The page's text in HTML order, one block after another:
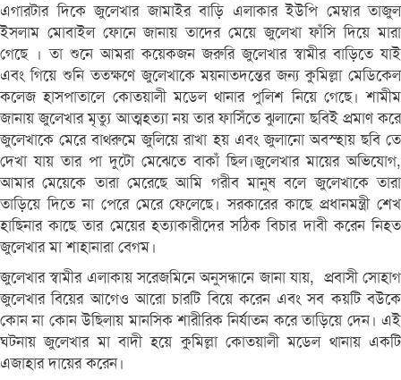
এগারটার দিকে জুলেখার জামাইর বাড়ি এলাকার ইউপি মেম্বার তাজুল
ইসলাম মোবাইল ফোনে জানায় তাদের মেয়ে জুলেখা ফাঁসি দিয়ে মারা
গেছে । তা শুনে আমরা কয়েকজন জরুরি জুলেখার স্বামীর বাড়িতে যাই
এবং গিয়ে শুনি ততক্ষণে জুলেখাকে ময়নাতদন্তের জন্য কুমিল্লা মেডিকেল
কলেজ হাসপাতালে কোতয়ালী মডেল থানার পুলিশ নিয়ে গেছে। শামীম
জানায় জুলেখার মৃত্যু আত্মহত্যা নয় তার ফাসিঁতে ঝুলানো ছবিই প্রমাণ করে
জুলেখাকে মেরে বাথরুমে জুলিয়ে রাখা হয় এবং জুলানো অবস্হায় ছবি তে
দেখা যায় তার পা দুটো মেঝেতে বাকাঁ ছিল।জুলেখার মায়ের অভিযোগ,
আমার মেয়েকে তারা মেরেছে আমি গরীব মানুষ বলে জুলেখাকে তারা
তাড়িয়ে দিতে না পেরে মেরে ফেলেছে। সরকারের কাছে প্রধানমন্ত্রী শেখ
হাছিনার কাছে তার মেয়ের হত্যাকারীদের সঠিক বিচার দাবী করেন নিহত
জুলেখার মা শাহানারা বেগম।
জুলেখার স্বামীর এলাকায় সরেজমিনে অনুসন্ধানে জানা যায়, প্রবাসী সোহাগ
জুলেখার বিয়ের আগেও আরো চারটি বিয়ে করেন এবং সব কয়টি বউকে
কোন না কোন উছিলায় মানসিক শারীরিক নির্যাতন করে তাড়িয়ে দেন। এই
ঘটনায় জুলেখার মা বাদী হয়ে কুমিল্লা কোতয়ালী মডেল থানায় একটি
এজাহার দায়ের করেন।